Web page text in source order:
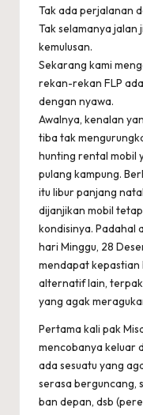
Tak ada perjalanan
Tak selamanya jalan
kemulusan.
Sekarang kami
rekan-rekan FLP
dengan nyawa.
Awalnya, kenalan
tiba tak
hunting rental mobil
pulang kampung.
itu libur panjang
dijanjikan mobil
kondisinya. Padahal
hari Minggu, 28
mendapat kepastian
alternatif lain,
yang agak
Pertama kali pak
mencobanya keluar
ada sesuatu yang
serasa berguncang,
ban depan, dsb